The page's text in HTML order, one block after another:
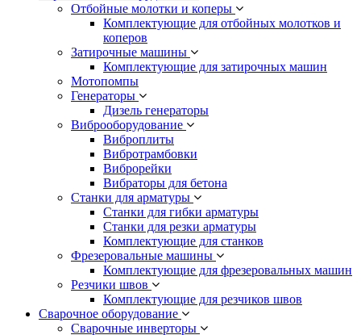
Отбойные молотки и коперы
Комплектующие для отбойных молотков и
коперов
Затирочные машины
Комплектующие для затирочных машин
Мотопомпы
Генераторы
Дизель генераторы
Виброоборудование
Виброплиты
Вибротрамбовки
Виброрейки
Вибраторы для бетона
Станки для арматуры
Станки для гибки арматуры
Станки для резки арматуры
Комплектующие для станков
Фрезеровальные машины
Комплектующие для фрезеровальных машин
Резчики швов
Комплектующие для резчиков швов
Сварочное оборудование
Сварочные инверторы